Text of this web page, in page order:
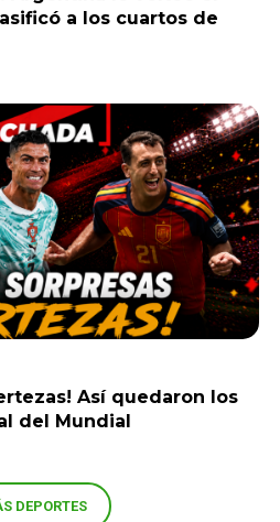
a los cuartos de
Así quedaron los
del Mundial
DEPORTES